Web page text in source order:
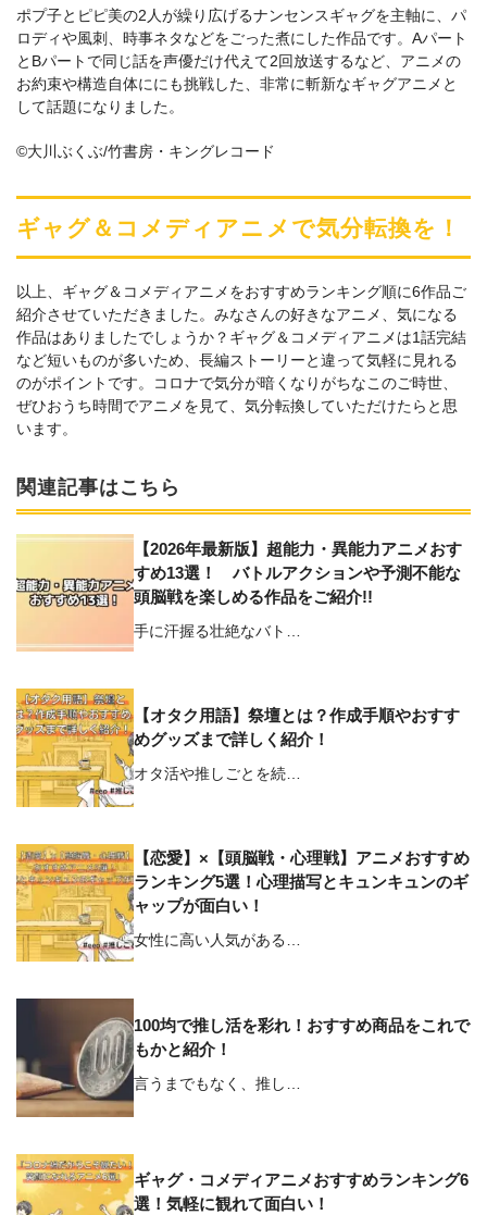
ポプ子とピピ美の2人が繰り広げるナンセンスギャグを主軸に、パ
ロディや風刺、時事ネタなどをごった煮にした作品です。Aパート
とBパートで同じ話を声優だけ代えて2回放送するなど、アニメの
お約束や構造自体ににも挑戦した、非常に斬新なギャグアニメと
して話題になりました。
©大川ぶくぶ/竹書房・キングレコード
ギャグ＆コメディアニメで気分転換を！
以上、ギャグ＆コメディアニメをおすすめランキング順に6作品ご
紹介させていただきました。みなさんの好きなアニメ、気になる
作品はありましたでしょうか？ギャグ＆コメディアニメは1話完結
など短いものが多いため、長編ストーリーと違って気軽に見れる
のがポイントです。コロナで気分が暗くなりがちなこのご時世、
ぜひおうち時間でアニメを見て、気分転換していただけたらと思
います。
関連記事はこちら
【2026年最新版】超能力・異能力アニメおす
すめ13選！ バトルアクションや予測不能な
頭脳戦を楽しめる作品をご紹介!!
手に汗握る壮絶なバト…
【オタク用語】祭壇とは？作成手順やおすす
めグッズまで詳しく紹介！
オタ活や推しごとを続…
【恋愛】×【頭脳戦・心理戦】アニメおすすめ
ランキング5選！心理描写とキュンキュンのギ
ャップが面白い！
女性に高い人気がある…
100均で推し活を彩れ！おすすめ商品をこれで
もかと紹介！
言うまでもなく、推し…
ギャグ・コメディアニメおすすめランキング6
選！気軽に観れて面白い！